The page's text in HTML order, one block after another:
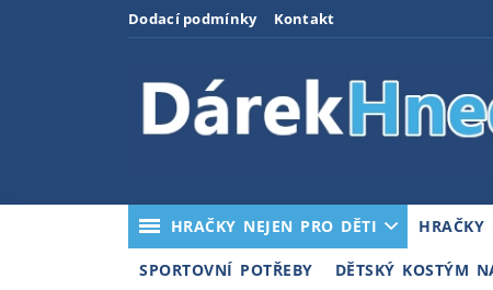
Dodací podmínky Kontakt
HRAČKY NEJEN PRO DĚTI HRAČKY
SPORTOVNÍ POTŘEBY DĚTSKÝ KOSTÝM